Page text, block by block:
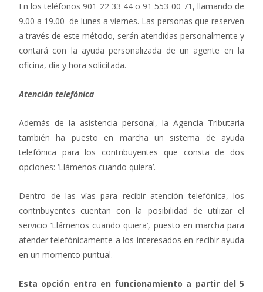
En los teléfonos 901 22 33 44 o 91 553 00 71, llamando de
9.00 a 19.00 de lunes a viernes. Las personas que reserven
a través de este método, serán atendidas personalmente y
contará con la ayuda personalizada de un agente en la
oficina, día y hora solicitada.
Atención telefónica
Además de la asistencia personal, la Agencia Tributaria
también ha puesto en marcha un sistema de ayuda
telefónica para los contribuyentes que consta de dos
opciones: ‘Llámenos cuando quiera’.
Dentro de las vías para recibir atención telefónica, los
contribuyentes cuentan con la posibilidad de utilizar el
servicio ‘Llámenos cuando quiera’, puesto en marcha para
atender telefónicamente a los interesados en recibir ayuda
en un momento puntual.
Esta opción entra en funcionamiento a partir del 5